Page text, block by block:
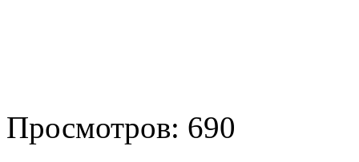
Просмотров: 690